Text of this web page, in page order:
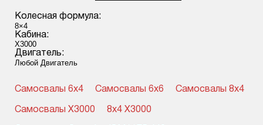
Колесная формула:
Кабина:
Двигатель:
Самосвалы 6x4 Самосвалы 6x6 Самосвалы 8x4
Самосвалы X3000 8x4 X3000